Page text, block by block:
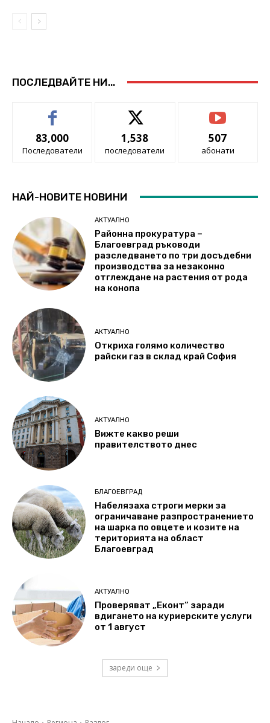
ПОСЛЕДВАЙТЕ НИ...
83,000
Последователи
1,538
последователи
507
абонати
НАЙ-НОВИТЕ НОВИНИ
АКТУАЛНО
Районна прокуратура –
Благоевград ръководи
разследването по три досъдебни
производства за незаконно
отглеждане на растения от рода
на конопа
АКТУАЛНО
Откриха голямо количество
райски газ в склад край София
АКТУАЛНО
Вижте какво реши
правителството днес
БЛАГОЕВГРАД
Набелязаха строги мерки за
ограничаване разпространението
на шарка по овцете и козите на
територията на област
Благоевград
АКТУАЛНО
Проверяват „Еконт“ заради
вдигането на куриерските услуги
от 1 август
зареди още